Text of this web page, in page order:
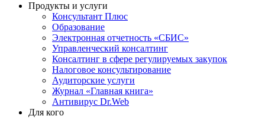
Продукты и услуги
Консультант Плюс
Образование
Электронная отчетность «СБИС»
Управленческий консалтинг
Консалтинг в сфере регулируемых закупок
Налоговое консультирование
Аудиторские услуги
Журнал «Главная книга»
Антивирус Dr.Web
Для кого